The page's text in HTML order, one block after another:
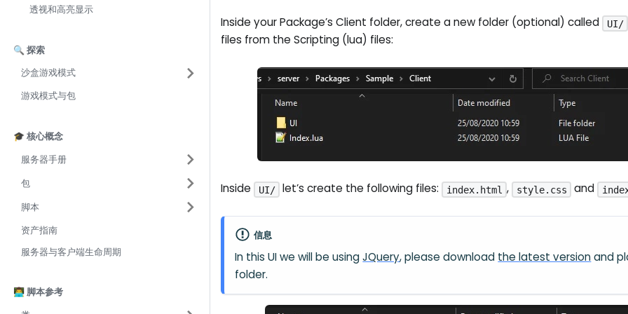
透视和高亮显示
🔍 探索
沙盒游戏模式
游戏模式与包
🎓 核心概念
服务器手册
包
脚本
资产指南
服务器与客户端生命周期
👨‍💻 脚本参考
Inside your Package’s Client folder, create a new folder (optional) called UI/
files from the Scripting (lua) files:
Inside UI/ let’s create the following files: index.html , style.css and
信息
In this UI we will be usingJQuery, please download the latest versionand
folder.